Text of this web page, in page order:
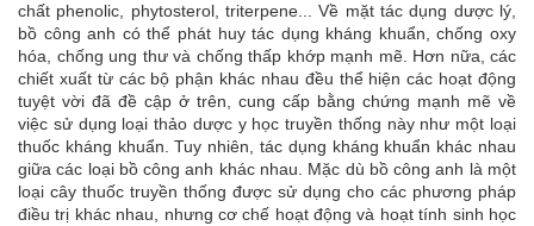
chất phenolic, phytosterol, triterpene... Về mặt tác dụng dược lý,
bồ công anh có thể phát huy tác dụng kháng khuẩn, chống oxy
hóa, chống ung thư và chống thấp khớp mạnh mẽ. Hơn nữa, các
chiết xuất từ ​​các bộ phận khác nhau đều thể hiện các hoạt động
tuyệt vời đã đề cập ở trên, cung cấp bằng chứng mạnh mẽ về
việc sử dụng loại thảo dược y học truyền thống này như một loại
thuốc kháng khuẩn. Tuy nhiên, tác dụng kháng khuẩn khác nhau
giữa các loại bồ công anh khác nhau. Mặc dù bồ công anh là một
loại cây thuốc truyền thống được sử dụng cho các phương pháp
điều trị khác nhau, nhưng cơ chế hoạt động và hoạt tính sinh học